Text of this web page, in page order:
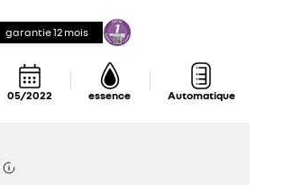
garantie12 mois
05/2022 essence Automatique